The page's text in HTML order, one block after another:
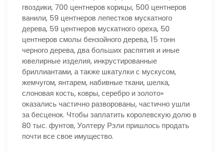
гвоздики, 700 центнеров корицы, 500 центнеров
ванили, 59 центнеров лепестков мускатного
дерева, 59 центнеров мускатного ореха, 50
центнеров смолы бензойного дерева, 15 тонн
черного дерева, два больших распятия и иные
ювелирные изделия, инкрустированные
бриллиантами, а также шкатулки с мускусом,
жемчугом, янтарем, набивные ткани, шелка,
слоновая кость, ковры, серебро и золото»
оказались частично разворованы, частично ушли
за бесценок. Чтобы заплатить королевскую долю в
80 тыс. фунтов, Уолтеру Рэли пришлось продать
почти все свое имущество.